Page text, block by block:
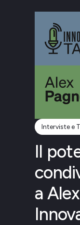
Interviste e
Il
a